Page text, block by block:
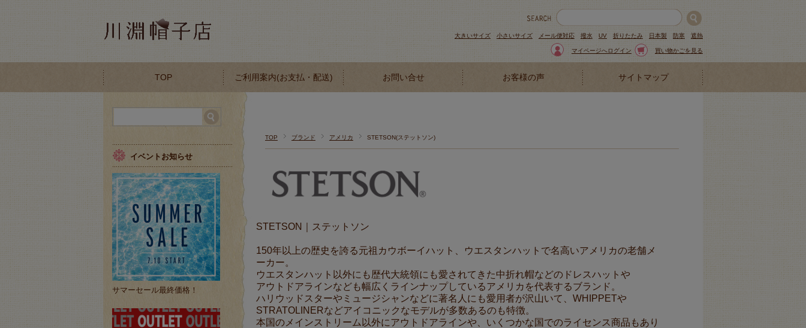
大きいサイズ 小さいサイズ メール便対応 撥水 UV 折りたたみ 日本製 防寒 遮熱
マイページへログイン 買い物かごを見る
TOP ご利用案内(お支払・配送) お問い合せ お客様の声 サイトマップ
TOP ブランド アメリカ STETSON(ステットソン)
STETSON｜ステットソン
150年以上の歴史を誇る元祖カウボーイハット、ウエスタンハットで名高いアメリカの老舗メ
ーカー。
ウエスタンハット以外にも歴代大統領にも愛されてきた中折れ帽などのドレスハットや
アウトドアラインなども幅広くラインナップしているアメリカを代表するブランド。
ハリウッドスターやミュージシャンなどに著名人にも愛用者が沢山いて、WHIPPETや
STRATOLINERなどアイコニックなモデルが多数あるのも特徴。
本国のメインストリーム以外にアウトドアラインや、いくつかな国でのライセンス商品もあり
イベントお知らせ
サマーセール最終価格！